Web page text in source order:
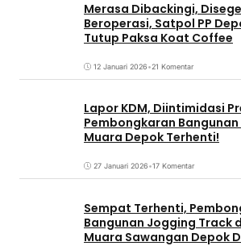
Merasa Dibackingi,
Beroperasi, Satpol PP
Tutup Paksa Koat Coffee
12 Januari 2026•21 Komentar
Lapor KDM, Diintimidasi
Pembongkaran
Muara Depok Terhenti!
27 Januari 2026•17 Komentar
Sempat Terhenti,
Bangunan Jogging Track
Muara Sawangan Depok